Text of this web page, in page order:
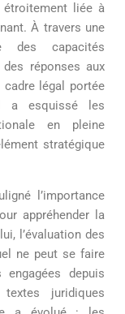
étroitement liée à
À travers une
des capacités
réponses aux
légal portée
a esquissé les
en pleine
stratégique
l’importance
appréhender la
l’évaluation des
ne peut se faire
depuis
juridiques